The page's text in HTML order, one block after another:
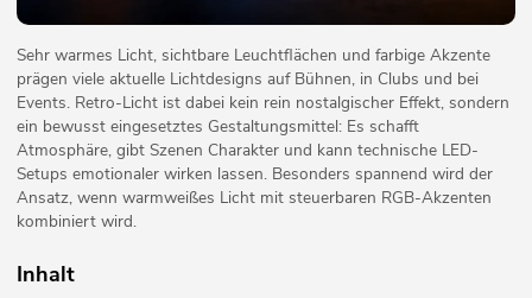
Sehr warmes Licht, sichtbare Leuchtflächen und farbige Akzente
prägen viele aktuelle Lichtdesigns auf Bühnen, in Clubs und bei
Events. Retro-Licht ist dabei kein rein nostalgischer Effekt, sondern
ein bewusst eingesetztes Gestaltungsmittel: Es schafft
Atmosphäre, gibt Szenen Charakter und kann technische LED-
Setups emotionaler wirken lassen. Besonders spannend wird der
Ansatz, wenn warmweißes Licht mit steuerbaren RGB-Akzenten
kombiniert wird.
Inhalt